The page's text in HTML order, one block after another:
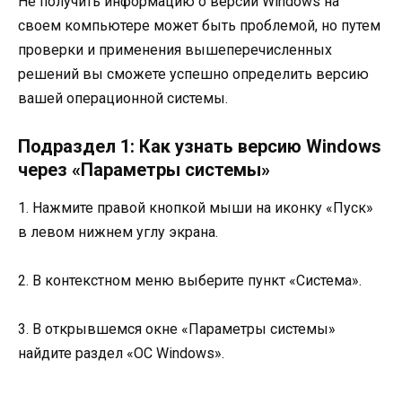
своем компьютере может быть проблемой, но путем
проверки и применения вышеперечисленных
решений вы сможете успешно определить версию
вашей операционной системы.
Подраздел 1: Как узнать версию Windows
через «Параметры системы»
1. Нажмите правой кнопкой мыши на иконку «Пуск»
в левом нижнем углу экрана.
2. В контекстном меню выберите пункт «Система».
3. В открывшемся окне «Параметры системы»
найдите раздел «ОС Windows».